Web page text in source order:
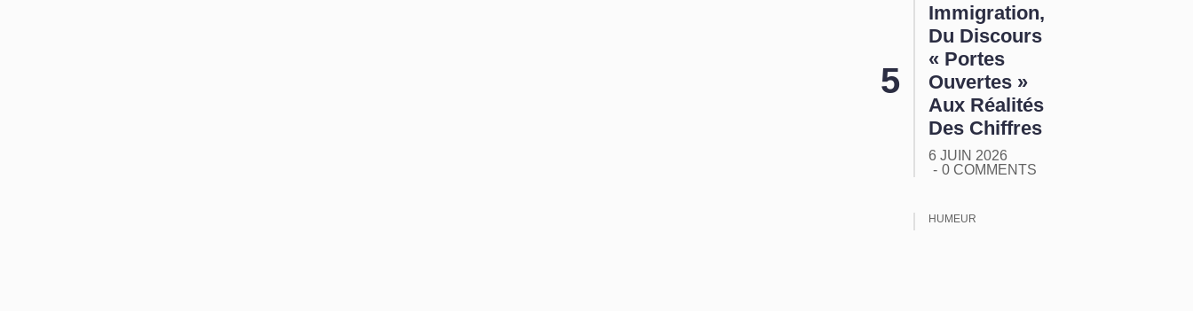
Immigration,
Du Discours
« Portes
Ouvertes »
Aux Réalités
Des Chiffres
6 JUIN 2026
0 COMMENTS
HUMEUR